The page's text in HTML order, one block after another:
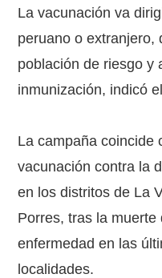
La vacunación va
peruano o extranjero,
población de riesgo y
inmunización, indicó
La campaña coincide
vacunación contra la
en los distritos de La
Porres, tras la
enfermedad en las
localidades.